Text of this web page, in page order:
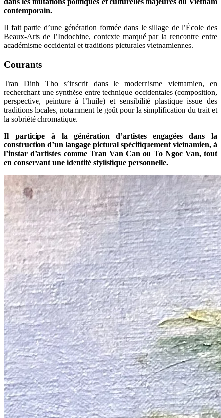
contemporain.
Il fait partie d’une génération formée dans le sillage de l’École des
Beaux-Arts de l’Indochine, contexte marqué par la rencontre entre
académisme occidental et traditions picturales vietnamiennes.
Courants
Tran Dinh Tho s’inscrit dans le modernisme vietnamien, en
recherchant une synthèse entre technique occidentales (composition,
perspective, peinture à l’huile) et sensibilité plastique issue des
traditions locales, notamment le goût pour la simplification du trait et
la sobriété chromatique.
Il participe à la génération d’artistes engagées dans la
construction d’un langage pictural spécifiquement vietnamien, à
l’instar d’artistes comme Tran Van Can ou To Ngoc Van, tout
en conservant une identité stylistique personnelle.